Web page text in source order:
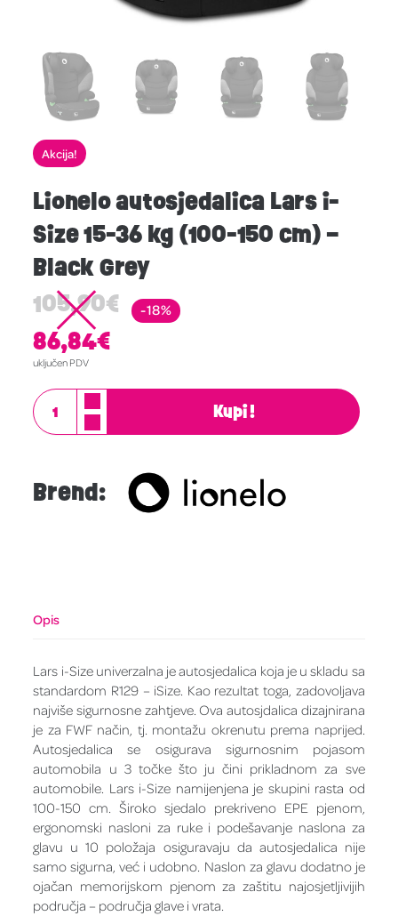
Akcija!
Lionelo autosjedalica Lars i-
Size 15-36 kg (100-150 cm) –
Black Grey
105,90€
86,84€
uključen PDV
-18%
Kupi!
Brend:
Opis
Lars i-Size univerzalna je autosjedalica koja je u skladu sa
standardom R129 – iSize. Kao rezultat toga, zadovoljava
najviše sigurnosne zahtjeve. Ova autosjdalica dizajnirana
je za FWF način, tj. montažu okrenutu prema naprijed.
Autosjedalica se osigurava sigurnosnim pojasom
automobila u 3 točke što ju čini prikladnom za sve
automobile. Lars i-Size namijenjena je skupini rasta od
100-150 cm. Široko sjedalo prekriveno EPE pjenom,
ergonomski nasloni za ruke i podešavanje naslona za
glavu u 10 položaja osiguravaju da autosjedalica nije
samo sigurna, već i udobno. Naslon za glavu dodatno je
ojačan memorijskom pjenom za zaštitu najosjetljivijih
područja – područja glave i vrata.